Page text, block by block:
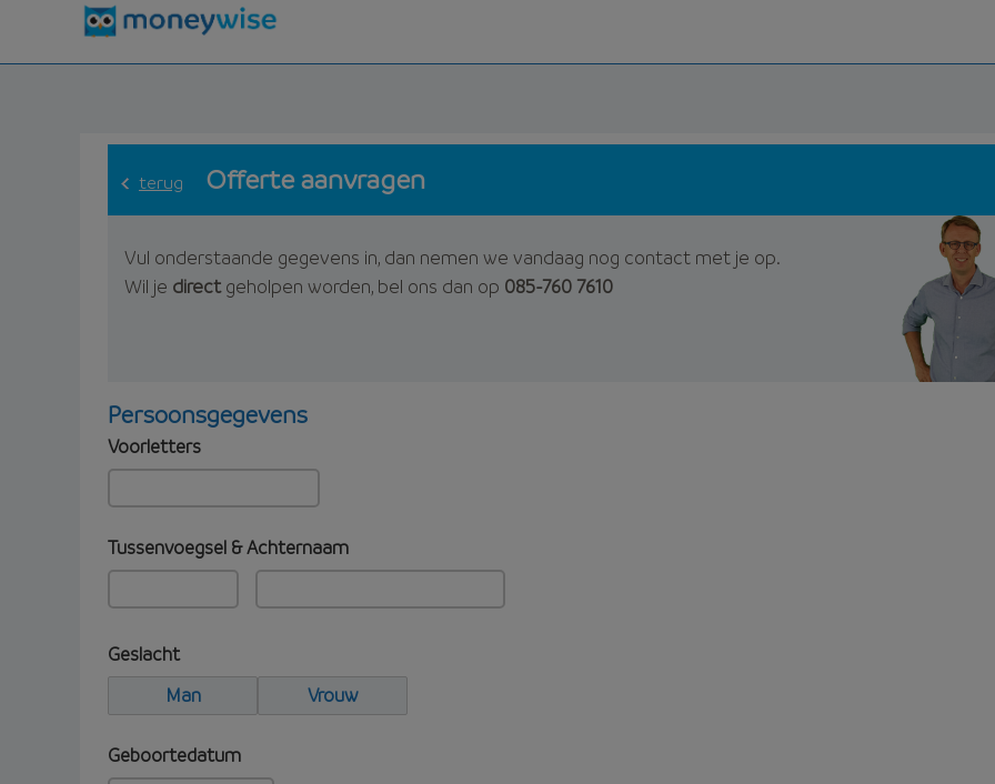
terug Offerte aanvragen
Vul onderstaande gegevens in, dan nemen we vandaag nog contact met je op.
Wil je directgeholpen worden, bel ons dan op 085-760 7610
Persoonsgegevens
Voorletters
Tussenvoegsel & Achternaam
Geslacht
Man
Vrouw
Geboortedatum